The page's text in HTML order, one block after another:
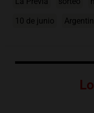
10 de junio